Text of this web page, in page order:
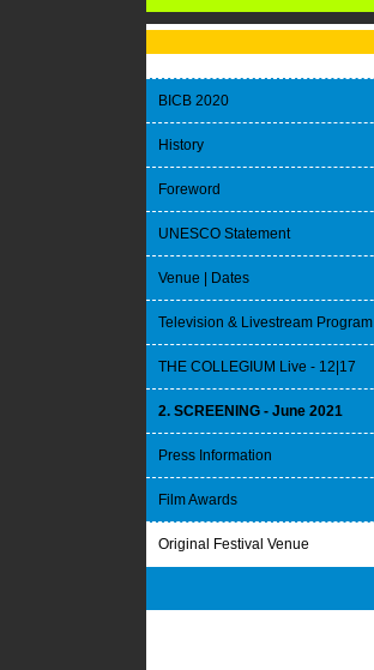
BICB 2020
History
Foreword
UNESCO Statement
Venue | Dates
Television & Livestream Program
THE COLLEGIUM Live - 12|17
2. SCREENING - June 2021
Press Information
Film Awards
Original Festival Venue